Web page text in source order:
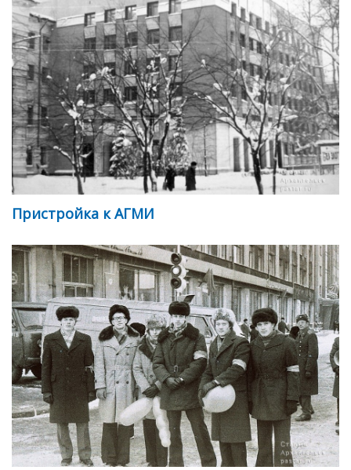
Пристройка к АГМИ